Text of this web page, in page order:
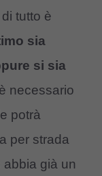
tutto è
sia
si sia
necessario
potrà
per strada
già un